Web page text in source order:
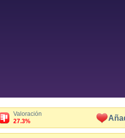
Valoración
27.3%